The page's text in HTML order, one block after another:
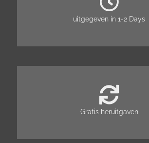
uitgegeven in 1-2 Days
Gratis heruitgaven